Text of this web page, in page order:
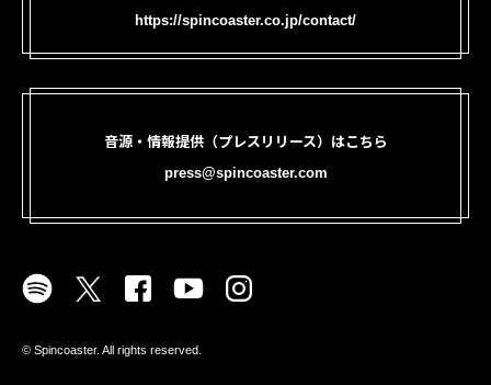
https://spincoaster.co.jp/contact/
音源・情報提供（プレスリリース）はこちら
press@spincoaster.com
©︎ Spincoaster. All rights reserved.